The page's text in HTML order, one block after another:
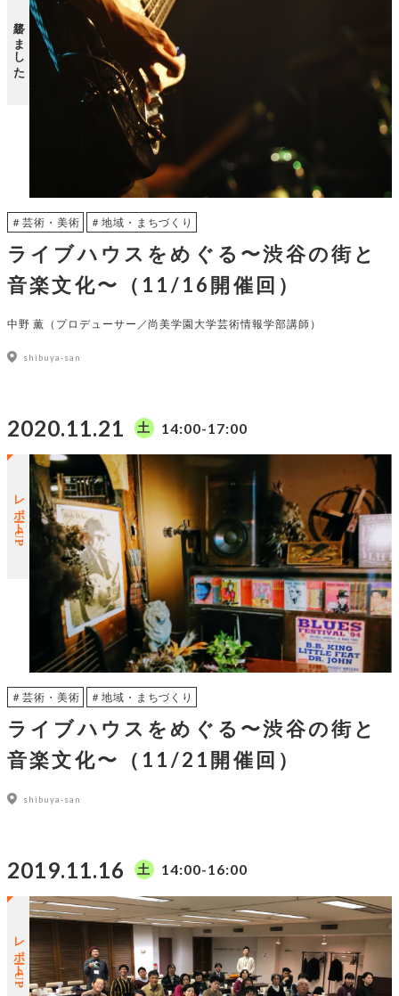
終了しました
＃芸術・美術 ＃地域・まちづくり
ライブハウスをめぐる〜渋谷の街と
音楽文化〜（11/16開催回）
中野 薫（プロデューサー／尚美学園大学芸術情報学部講師）
shibuya-san
2020.11.21 土 14:00-17:00
レポートUP
＃芸術・美術 ＃地域・まちづくり
ライブハウスをめぐる〜渋谷の街と
音楽文化〜（11/21開催回）
shibuya-san
2019.11.16 土 14:00-16:00
レポートUP